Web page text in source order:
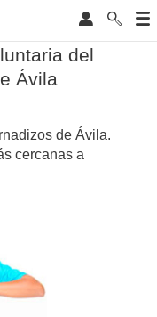
del
Ávila
de Ávila.
cercanas a